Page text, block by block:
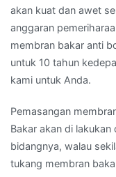
akan kuat dan awet
anggaran
membran bakar anti
untuk 10 tahun
kami untuk Anda.
Pemasangan
Bakar akan di
bidangnya, walau
tukang membran